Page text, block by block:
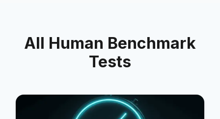
All Human Benchmark
Tests